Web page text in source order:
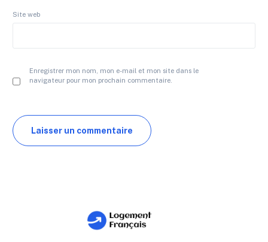
Site web
Enregistrer mon nom, mon e-mail et mon site dans le
navigateur pour mon prochain commentaire.